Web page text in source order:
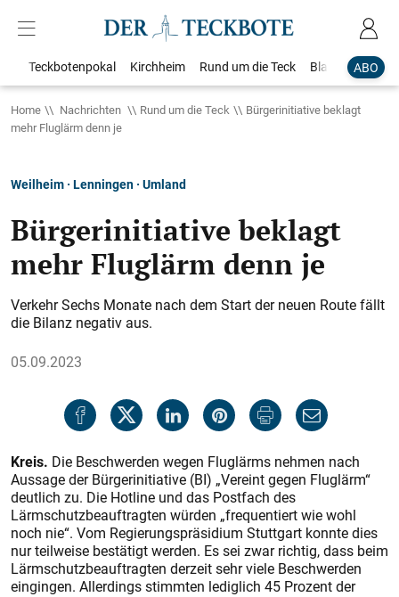
ABO
Teckbotenpokal Kirchheim Rund um die Teck Blaulicht
Home Nachrichten Rund um die Teck
Bürgerinitiative beklagt
mehr Fluglärm denn je
Weilheim · Lenningen · Umland
Bürgerinitiative beklagt
mehr Fluglärm denn je
Verkehr Sechs Monate nach dem Start der neuen Route fällt
die Bilanz negativ aus.
05.09.2023
Kreis. Die Beschwerden wegen Fluglärms nehmen nach
Aussage der Bürgerinitiative (BI) „Vereint gegen Fluglärm“
deutlich zu. Die Hotline und das Postfach des
Lärmschutzbeauftragten würden „frequentiert wie wohl
noch nie“. Vom Regierungspräsidium Stuttgart konnte dies
nur teilweise bestätigt werden. Es sei zwar richtig, dass beim
Lärmschutzbeauftragten derzeit sehr viele Beschwerden
eingingen. Allerdings stimmten lediglich 45 Prozent der